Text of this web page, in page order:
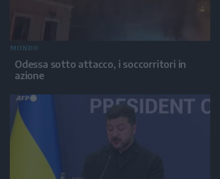
MONDO
Odessa sotto attacco, i soccorritori in
azione